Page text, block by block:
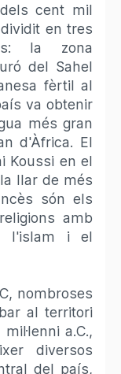
cent mil
en tres
la zona
del Sahel
fèrtil al
va obtenir
més gran
d'Àfrica. El
Koussi en el
llar de més
són els
amb
l'islam i el
nombroses
al territori
a.C.,
diversos
del país,